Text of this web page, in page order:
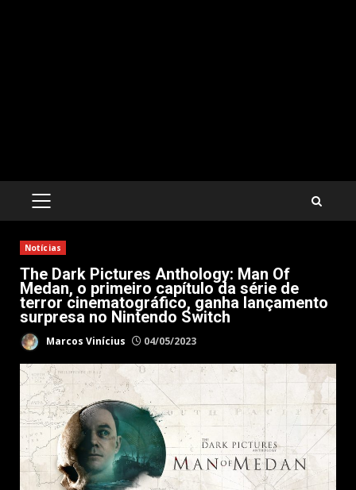
PRIMARY
Notícias
The Dark Pictures Anthology: Man Of
Medan, o primeiro capítulo da série de
terror cinematográfico, ganha lançamento
surpresa no Nintendo Switch
Marcos Vinícius 04/05/2023